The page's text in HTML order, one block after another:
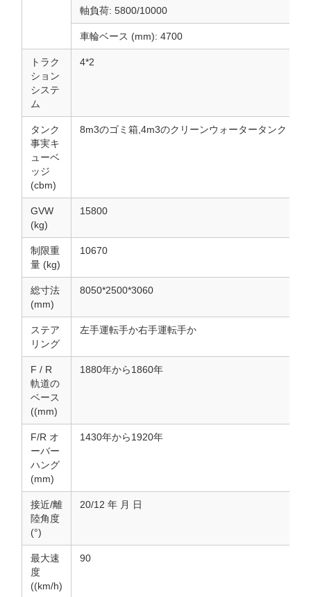
軸負荷: 5800/10000
車輪ベース (mm): 4700
トラク
ション
システ
ム
4*2
タンク
事実キ
ューベ
ッジ
(cbm)
8m3のゴミ箱,4m3のクリーンウォータータンク
GVW
(kg)
15800
制限重
量 (kg)
10670
総寸法
(mm)
8050*2500*3060
ステア
リング
左手運転手か右手運転手か
F / R
軌道の
ベース
((mm)
1880年から1860年
F/R オ
ーバー
ハング
(mm)
1430年から1920年
接近/離
陸角度
(°)
20/12 年 月 日
最大速
度
((km/h)
90